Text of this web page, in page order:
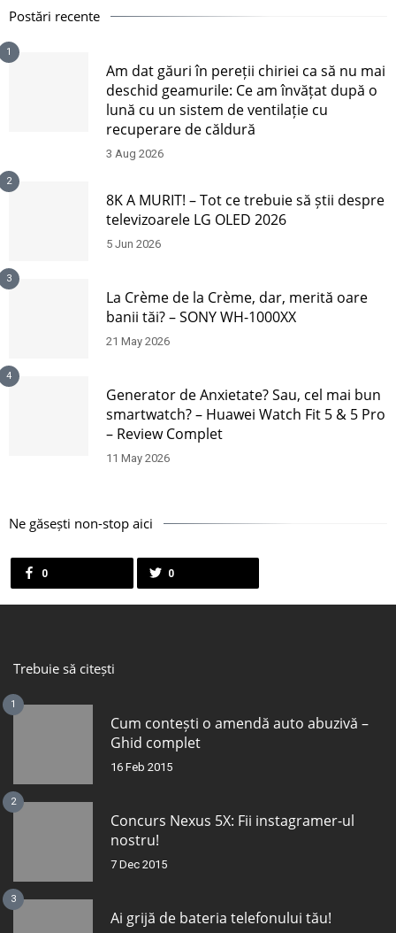
Postări recente
1
Am dat găuri în pereții chiriei ca să nu mai
deschid geamurile: Ce am învățat după o
lună cu un sistem de ventilație cu
recuperare de căldură
3 Aug 2026
2
8K A MURIT! – Tot ce trebuie să știi despre
televizoarele LG OLED 2026
5 Jun 2026
3
La Crème de la Crème, dar, merită oare
banii tăi? – SONY WH-1000XX
21 May 2026
4
Generator de Anxietate? Sau, cel mai bun
smartwatch? – Huawei Watch Fit 5 & 5 Pro
– Review Complet
11 May 2026
Ne găsești non-stop aici
0 0
Trebuie să citești
1
Cum contești o amendă auto abuzivă –
Ghid complet
16 Feb 2015
2
Concurs Nexus 5X: Fii instagramer-ul
nostru!
7 Dec 2015
3
Ai grijă de bateria telefonului tău!